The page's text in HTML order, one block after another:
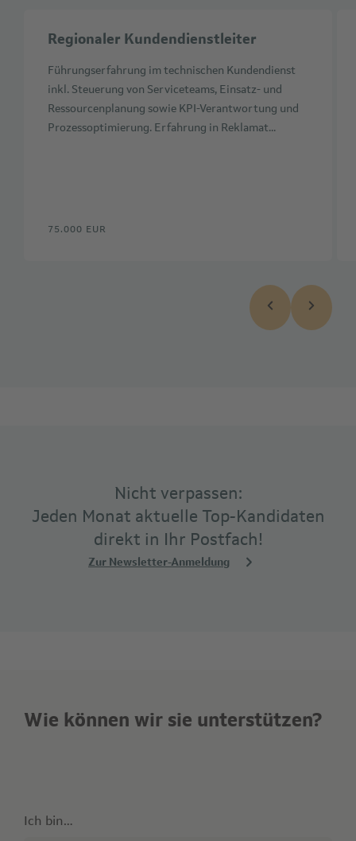
Regionaler Kundendienstleiter
Führungserfahrung im technischen Kundendienst
inkl. Steuerung von Serviceteams, Einsatz- und
Ressourcenplanung sowie KPI-Verantwortung und
Prozessoptimierung. Erfahrung in Reklamat...
75.000 EUR
Nicht verpassen:
Jeden Monat aktuelle Top-Kandidaten
direkt in Ihr Postfach!
Zur Newsletter-Anmeldung
Wie können wir sie unterstützen?
Ich bin…